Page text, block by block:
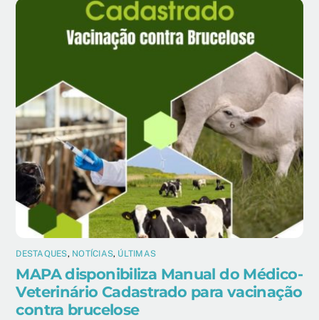
DESTAQUES, NOTÍCIAS, ÚLTIMAS
MAPA disponibiliza Manual do Médico-
Veterinário Cadastrado para vacinação
contra brucelose